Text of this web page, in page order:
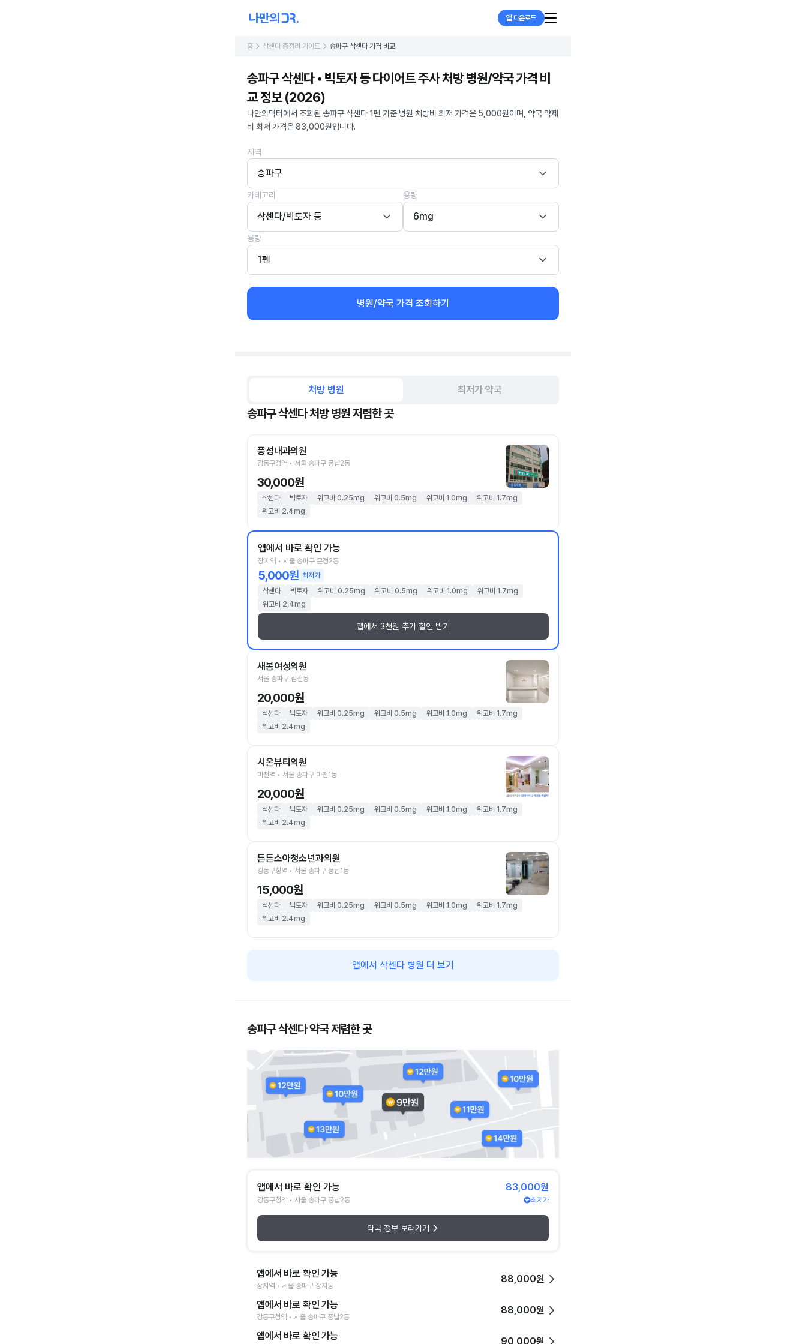
앱 다운로드
홈 삭센다 총정리 가이드 송파구 삭센다 가격 비교
송파구 삭센다 • 빅토자 등 다이어트 주사 처방 병원/약국 가격 비
교 정보 (2026)
나만의닥터에서 조회된 송파구 삭센다 1펜 기준 병원 처방비 최저 가격은 5,000원이며, 약국 약제
비 최저 가격은 83,000원입니다.
지역
송파구
카테고리
삭센다/빅토자 등
용량
6mg
용량
1펜
병원/약국 가격 조회하기
처방 병원 최저가 약국
송파구 삭센다 처방 병원 저렴한 곳
풍성내과의원
강동구청역 • 서울 송파구 풍납2동
30,000원
삭센다 빅토자 위고비 0.25mg 위고비 0.5mg 위고비 1.0mg
위고비 1.7mg
위고비 2.4mg
앱에서 바로 확인 가능
장지역 • 서울 송파구 문정2동
5,000원 최저가
삭센다
빅토자 위고비 0.25mg 위고비 0.5mg 위고비 1.0mg
위고비 1.7mg
위고비 2.4mg
앱에서 3천원 추가 할인 받기
새봄여성의원
서울 송파구 삼전동
20,000원
삭센다 빅토자 위고비 0.25mg 위고비 0.5mg 위고비 1.0mg
위고비 1.7mg
위고비 2.4mg
시온뷰티의원
마천역 • 서울 송파구 마천1동
20,000원
삭센다 빅토자 위고비 0.25mg 위고비 0.5mg 위고비 1.0mg
위고비 1.7mg
위고비 2.4mg
튼튼소아청소년과의원
강동구청역 • 서울 송파구 풍납1동
15,000원
삭센다 빅토자 위고비 0.25mg 위고비 0.5mg 위고비 1.0mg
위고비 1.7mg
위고비 2.4mg
앱에서 삭센다 병원 더 보기
송파구 삭센다 약국 저렴한 곳
앱에서 바로 확인 가능
강동구청역 • 서울 송파구 풍납2동
83,000원
최저가
약국 정보 보러가기
앱에서 바로 확인 가능
장지역 • 서울 송파구 장지동
88,000원
앱에서 바로 확인 가능
강동구청역 • 서울 송파구 풍납2동
88,000원
앱에서 바로 확인 가능 90,000원